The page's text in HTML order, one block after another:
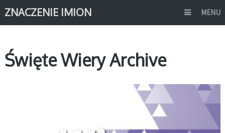
ZNACZENIE IMION MENU
Święte Wiery Archive